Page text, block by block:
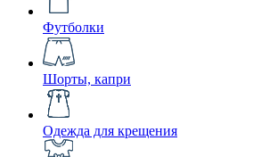
Футболки
Шорты, капри
Одежда для крещения